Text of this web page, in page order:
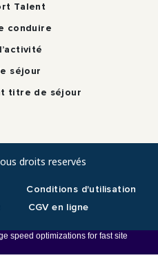
Talent
conduire
séjour
titre de séjour
droits reservés
Conditions d'utilisation
CGV en ligne